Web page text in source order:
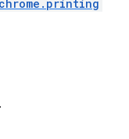
chrome.printing